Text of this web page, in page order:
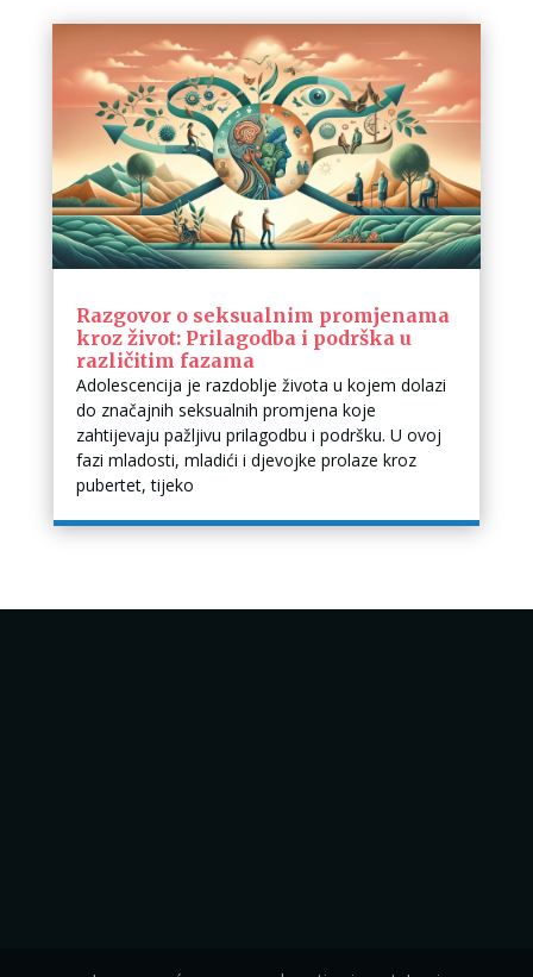
Razgovor o seksualnim promjenama
kroz život: Prilagodba i podrška u
različitim fazama
Adolescencija je razdoblje života u kojem dolazi
do značajnih seksualnih promjena koje
zahtijevaju pažljivu prilagodbu i podršku. U ovoj
fazi mladosti, mladići i djevojke prolaze kroz
pubertet, tijeko